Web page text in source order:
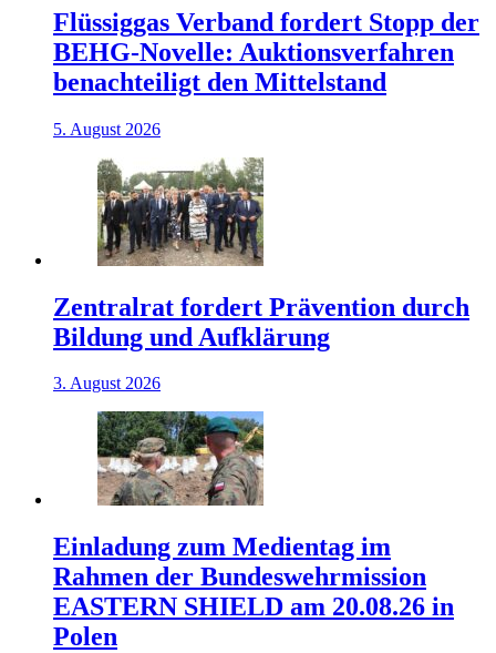
Flüssiggas Verband fordert Stopp der
BEHG-Novelle: Auktionsverfahren
benachteiligt den Mittelstand
5. August 2026
Zentralrat fordert Prävention durch
Bildung und Aufklärung
3. August 2026
Einladung zum Medientag im
Rahmen der Bundeswehrmission
EASTERN SHIELD am 20.08.26 in
Polen